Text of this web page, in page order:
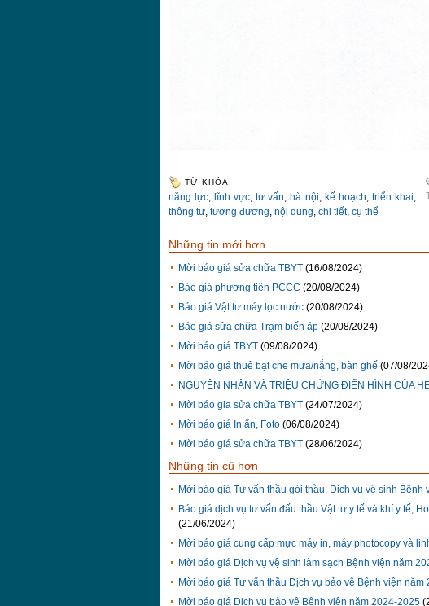
TỪ KHÓA:
năng lực, lĩnh vực,tư vấn, hà nội, kế hoạch, triển khai,
thông tư, tương đương, nội dung, chi tiết, cụ thể
Những tin mới hơn
Mời báo giá sửa chữa TBYT (16/08/2024)
Báo giá phương tiện PCCC (20/08/2024)
Báo giá Vật tư máy lọc nước (20/08/2024)
Báo giá sửa chữa Trạm biến áp (20/08/2024)
Mời báo giá TBYT (09/08/2024)
Mời báo giá thuê bạt che mưa/nắng, bàn ghế (07/08/
NGUYÊN NHÂN VÀ TRIỆU CHỨNG ĐIỂN HÌNH CỦA
Mời báo gia sửa chữa TBYT (24/07/2024)
Mời báo giá In ấn, Foto (06/08/2024)
Mời báo giá sửa chữa TBYT (28/06/2024)
Những tin cũ hơn
Mời báo giá Tư vấn thầu gói thầu: Dịch vụ vệ sinh Bệnh
Báo giá dịch vụ tư vấn đấu thầu Vật tư y tế và khí y tế,
(21/06/2024)
Mời báo giá cung cấp mực máy in, máy photocopy và
Mời báo giá Dịch vụ vệ sinh làm sạch Bệnh viện năm
Mời báo giá Tư vấn thầu Dịch vụ bảo vệ Bệnh viện năm
Mời báo giá Dịch vụ bảo vệ Bệnh viện năm 2024-2025